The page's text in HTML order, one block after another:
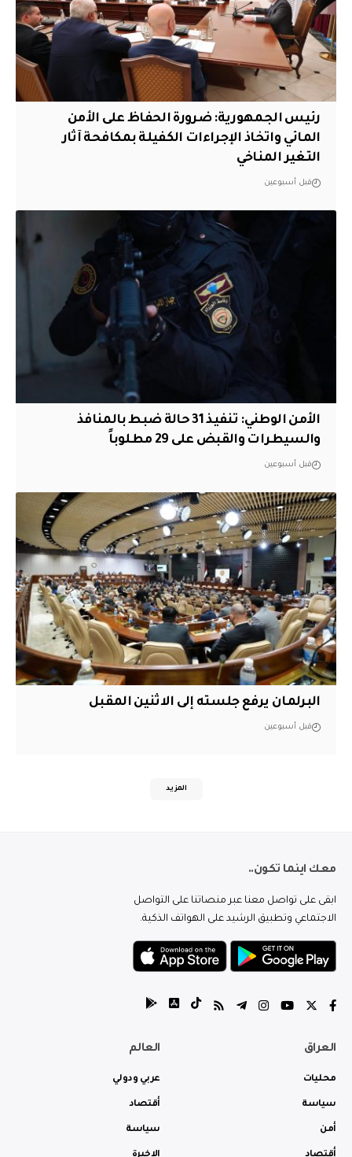
رئيس الجمهورية: ضرورة الحفاظ على الأمن
المائي واتخاذ الإجراءات الكفيلة بمكافحة آثار
التغير المناخي
قبل أسبوعين
الأمن الوطني: تنفيذ 31 حالة ضبط بالمنافذ
والسيطرات والقبض على 29 مطلوباً
قبل أسبوعين
البرلمان يرفع جلسته إلى الاثنين المقبل
قبل أسبوعين
المزيد
معك اينما تكون..
ابقى على تواصل معنا عبر منصاتنا على التواصل
الاجتماعي وتطبيق الرشيد على الهواتف الذكية.
العراق
محليات
سياسة
أمن
العالم
عربي ودولي
أقتصاد
سياسة